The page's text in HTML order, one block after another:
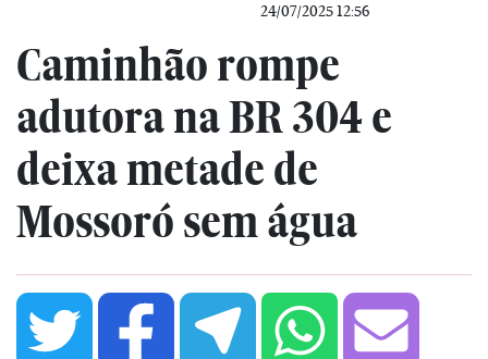
24/07/2025 12:56
Caminhão rompe
adutora na BR 304 e
deixa metade de
Mossoró sem água